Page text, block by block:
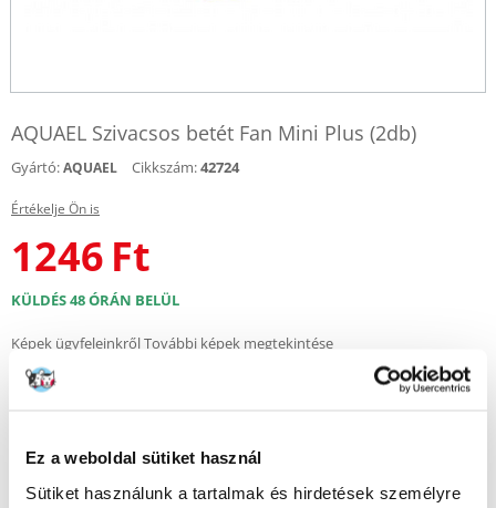
Ez a weboldal sütiket használ
Sütiket használunk a tartalmak és hirdetések személyre
AQUAEL Szivacsos betét Fan Mini Plus (2db)
Gyártó:AQUAEL Cikkszám:42724
Értékelje Ön is
1246 Ft
KÜLDÉS 48 ÓRÁN BELÜL
Képek ügyfeleinkrőlTovábbi képek megtekintése
Szivacsbetét Aquael Fan Mini Plus szűrőkhöz, amely kiváló
vízszűrést biztosít akváriumokban.